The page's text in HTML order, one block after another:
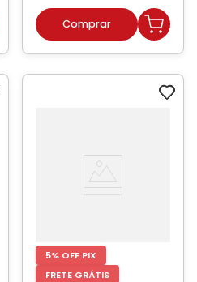
5% OFF PIX
FRETE GRÁTIS